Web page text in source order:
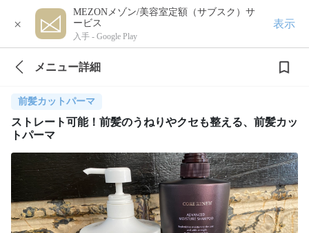
×
MEZONメゾン/美容室定額（サブスク）サ
ービス
入手 - Google Play
表示
メニュー詳細
前髪カットパーマ
ストレート可能！前髪のうねりやクセも整える、前髪カッ
トパーマ